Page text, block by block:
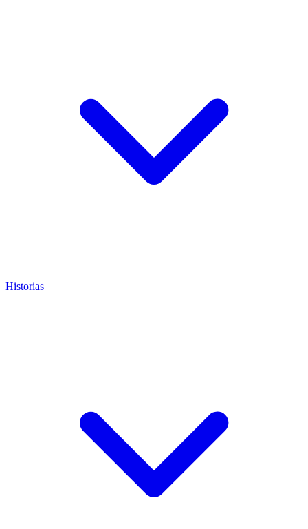
Historias